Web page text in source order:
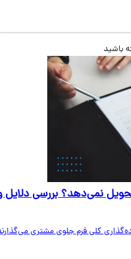
نمی‌دهد؟ بررسی دلایل و
کلی فرم جلوی مشتری می‌گذارند